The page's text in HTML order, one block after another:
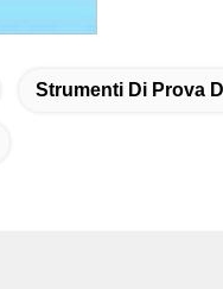
Strumenti Di Prova